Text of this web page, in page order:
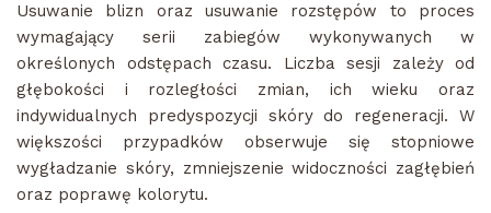
Usuwanie blizn oraz usuwanie rozstępów to proces
wymagający serii zabiegów wykonywanych w
określonych odstępach czasu. Liczba sesji zależy od
głębokości i rozległości zmian, ich wieku oraz
indywidualnych predyspozycji skóry do regeneracji. W
większości przypadków obserwuje się stopniowe
wygładzanie skóry, zmniejszenie widoczności zagłębień
oraz poprawę kolorytu.